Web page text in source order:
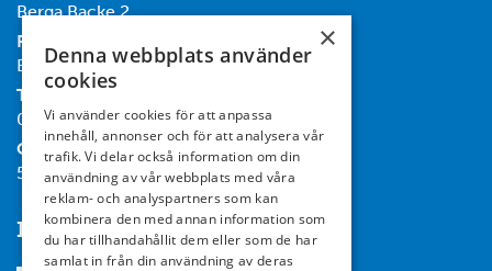
Berga Backe 2
Post:
Box 732, 182 17 Danderyd
Tel:
08-714 35 00
Org nr:
556467-7119
Följ oss
×
Denna webbplats använder
cookies
Vi använder cookies för att anpassa
innehåll, annonser och för att analysera vår
trafik. Vi delar också information om din
användning av vår webbplats med våra
reklam- och analyspartners som kan
kombinera den med annan information som
du har tillhandahållit dem eller som de har
samlat in från din användning av deras